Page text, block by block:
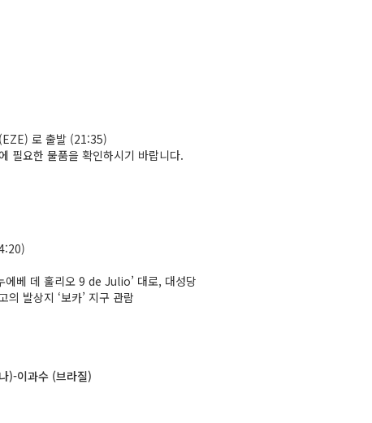
로 출발 (21:35)
필요한 물품을 확인하시기 바랍니다.
베 데 훌리오 9 de Julio’ 대로, 대성당
발상지 ‘보카’ 지구 관람
)-이과수 (브라질)